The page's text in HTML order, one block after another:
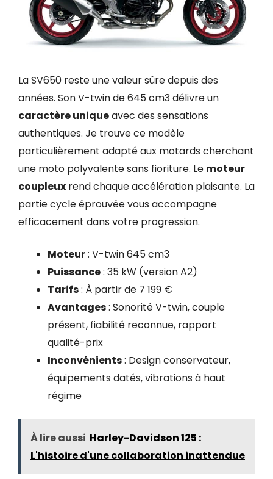
La SV650 reste une valeur sûre depuis des
années. Son V-twin de 645 cm3 délivre un
caractère uniqueavec des sensations
authentiques. Je trouve ce modèle
particulièrement adapté aux motards cherchant
une moto polyvalente sans fioriture. Le moteur
coupleux rend chaque accélération plaisante. La
partie cycle éprouvée vous accompagne
efficacement dans votre progression.
Moteur: V-twin 645 cm3
Puissance: 35 kW (version A2)
Tarifs: À partir de 7 199 €
Avantages: Sonorité V-twin, couple
présent, fiabilité reconnue, rapport
qualité-prix
Inconvénients: Design conservateur,
équipements datés, vibrations à haut
régime
À lire aussi Harley-Davidson 125 :
L'histoire d'une collaboration inattendue